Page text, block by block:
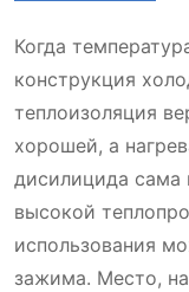
Когда
конструкция
теплоизоляция
хорошей, а
дисилицида сама
высокой
использования
зажима. Место,